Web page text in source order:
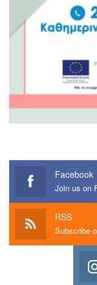
Facebook
Join us on
RSS
Subscribe